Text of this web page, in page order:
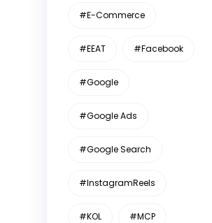
#E-Commerce
#EEAT #Facebook
#Google
#Google Ads
#Google Search
#InstagramReels
#KOL #MCP